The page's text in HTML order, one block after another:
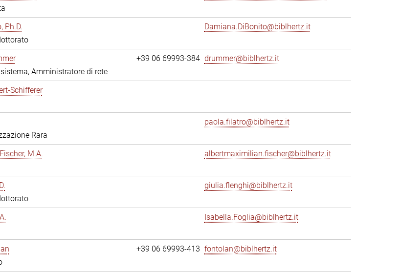
Ph.D.
Damiana.DiBonito@biblhertz.it
Amministratore di rete
+39 06 69993-384 drummer@biblhertz.it
Schifferer
Rara
paola.filatro@biblhertz.it
M.A.
albertmaximilian.fischer@biblhertz.it
giulia.flenghi@biblhertz.it
Isabella.Foglia@biblhertz.it
+39 06 69993-413 fontolan@biblhertz.it